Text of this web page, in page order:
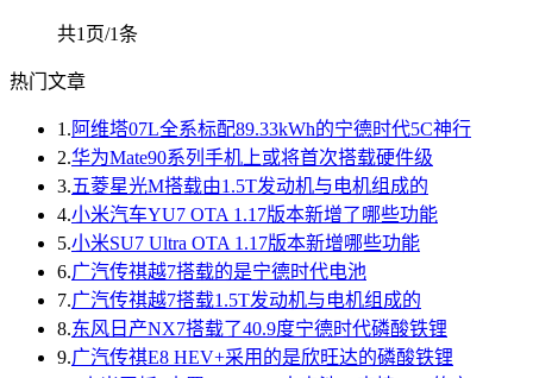
共1页/1条
热门文章
1. 阿维塔07L全系标配89.33kWh的宁德时代5C神行
2.华为Mate90系列手机上或将首次搭载硬件级
3.五菱星光M搭载由1.5T发动机与电机组成的
4.小米汽车YU7 OTA 1.17版本新增了哪些功能
5.小米SU7 Ultra OTA 1.17版本新增哪些功能
6.广汽传祺越7搭载的是宁德时代电池
7.广汽传祺越7搭载1.5T发动机与电机组成的
8.东风日产NX7搭载了40.9度宁德时代磷酸铁锂
9.广汽传祺E8 HEV+采用的是欣旺达的磷酸铁锂